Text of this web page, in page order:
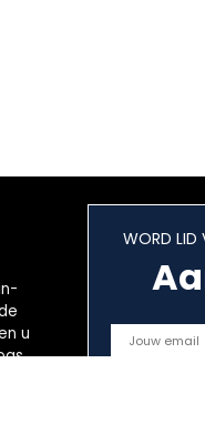
u
WORD LID